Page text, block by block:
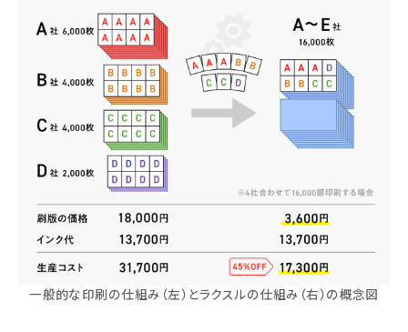
一般的な印刷の仕組み（左）とラクスルの仕組み（右）の概念図